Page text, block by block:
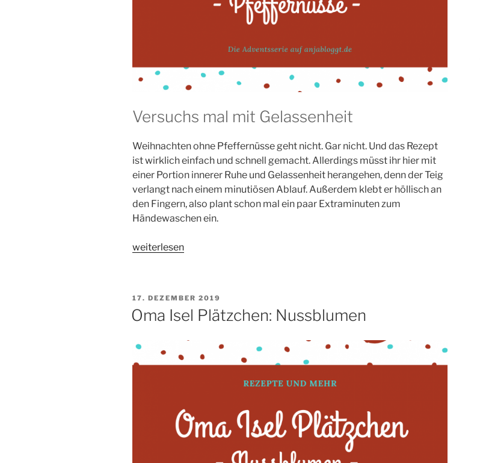
Versuchs mal mit Gelassenheit
Weihnachten ohne Pfeffernüsse geht nicht. Gar nicht. Und das Rezept
ist wirklich einfach und schnell gemacht. Allerdings müsst ihr hier mit
einer Portion innerer Ruhe und Gelassenheit herangehen, denn der Teig
verlangt nach einem minutiösen Ablauf. Außerdem klebt er höllisch an
den Fingern, also plant schon mal ein paar Extraminuten zum
Händewaschen ein.
„Oma
weiterlesen
VERÖFFENTLICHT
AM
17. DEZEMBER 2019
Oma Isel Plätzchen: Nussblumen